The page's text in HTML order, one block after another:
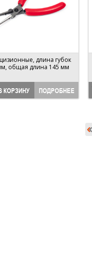
длина губок
общая длина 145 мм
КОРЗИНУ ПОДРОБНЕЕ